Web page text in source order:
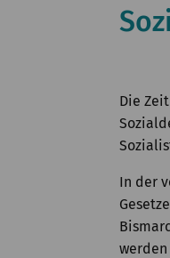
Die
In der